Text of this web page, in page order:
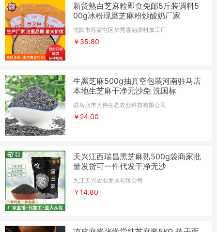
新货熟白芝麻粒即食免邮5斤装调料5
00g冰粉现磨芝麻粉炒酸奶厂家
沈阳市苏家屯区华秀香油调料加工厂
￥35.80
生黑芝麻500g抽真空包装河南驻马店
本地生芝麻干净无沙免 洗国标
驻马店市大伟生态农业科技有限公司
￥24.00
天兴江西瑞昌黑芝麻熟500g袋商家批
量发货可一件代发干净无沙
九江天兴农业发展有限公司
￥14.80